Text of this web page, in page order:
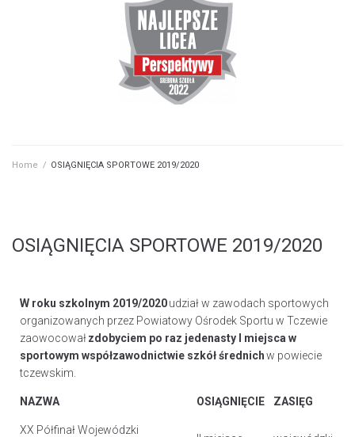
Home / OSIĄGNIĘCIA SPORTOWE 2019/2020
OSIĄGNIĘCIA SPORTOWE 2019/2020
W roku szkolnym 2019/2020udział w zawodach sportowych
organizowanych przez Powiatowy Ośrodek Sportu w Tczewie
zaowocowałzdobyciem po raz jedenasty I miejsca w
sportowym współzawodnictwie szkół średnichw powiecie
tczewskim.
NAZWA OSIĄGNIĘCIE ZASIĘG
XX Półfinał Wojewódzki